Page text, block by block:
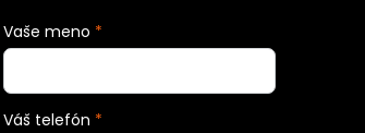
Vaše meno *
Váš telefón *